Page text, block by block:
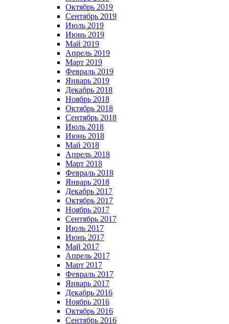
Октябрь 2019
Сентябрь 2019
Июль 2019
Июнь 2019
Май 2019
Апрель 2019
Март 2019
Февраль 2019
Январь 2019
Декабрь 2018
Ноябрь 2018
Октябрь 2018
Сентябрь 2018
Июль 2018
Июнь 2018
Май 2018
Апрель 2018
Март 2018
Февраль 2018
Январь 2018
Декабрь 2017
Октябрь 2017
Ноябрь 2017
Сентябрь 2017
Июль 2017
Июнь 2017
Май 2017
Апрель 2017
Март 2017
Февраль 2017
Январь 2017
Декабрь 2016
Ноябрь 2016
Октябрь 2016
Сентябрь 2016